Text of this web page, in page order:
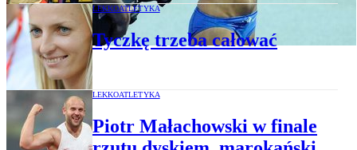
LEKKOATLETYKA
Tyczkę trzeba całować
LEKKOATLETYKA
Piotr Małachowski w finale